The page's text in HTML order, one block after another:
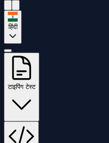
हिंदी
टाइपिंग टेस्ट